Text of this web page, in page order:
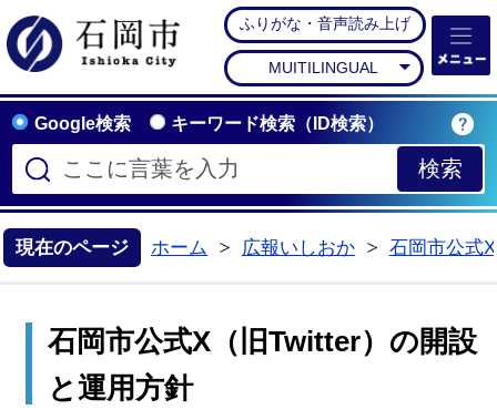
石岡市公式ホームペー
ふりがな・音声読み上げ
MUITILINGUAL
Google検索 キーワード検索（ID検索）
現在のページ ホーム
広報いしおか
石岡市公式
石岡市公式X（旧Twitter）の開設
と運用方針